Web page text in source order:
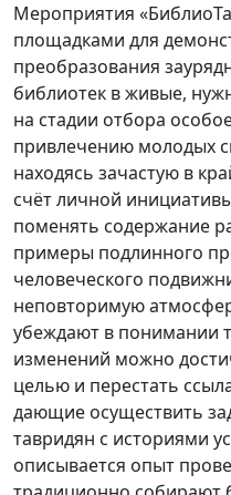
Мероприятия
площадками для
преобразования
библиотек в живые,
на стадии отбора
привлечению молодых
находясь зачастую в
счёт личной
поменять содержание
примеры подлинного
человеческого
неповторимую
убеждают в понимании
изменений можно
целью и перестать
дающие осуществить
тавридян с историями
описывается опыт